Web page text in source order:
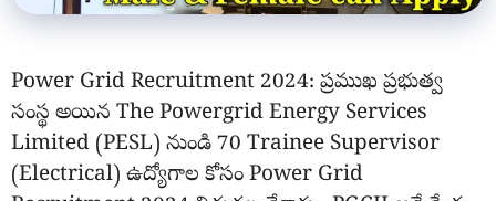
Power Grid Recruitment 2024: ప్రముఖ ప్రభుత్వ
సంస్థ అయిన The Powergrid Energy Services
Limited (PESL) నుండి 70 Trainee Supervisor
(Electrical) ఉద్యోగాల కోసం Power Grid